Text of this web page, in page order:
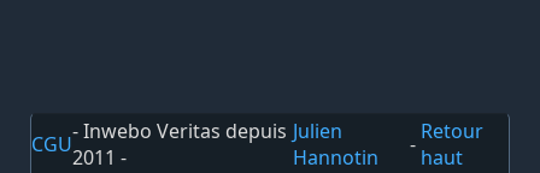
CGU- Inwebo Veritas depuis
2011 -
Julien
Hannotin
- Retour
haut